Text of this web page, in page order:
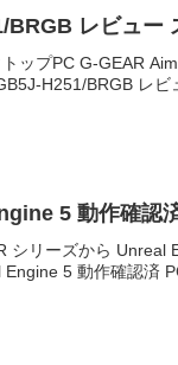
レビュー
ップPC G-GEAR
H251/BRGB レビ
5 動作確認
シリーズから
5 動作確認済